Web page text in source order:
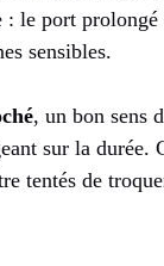
le port
sensibles.
, un bon sens
sur la
tentés de